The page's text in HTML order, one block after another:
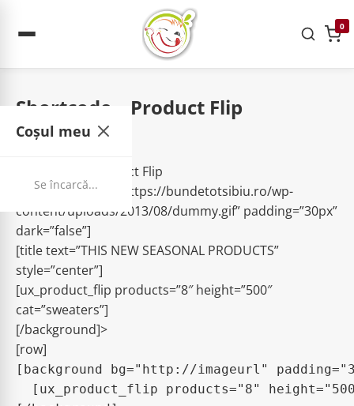
0
Coșul meu
Se încarcă...
Shortcode – Product Flip
Acasa
Shortcode – Product Flip
[background bg=”https://bundetotsibiu.ro/wp-
content/uploads/2013/08/dummy.gif” padding=”30px”
dark=”false”]
[title text=”THIS NEW SEASONAL PRODUCTS”
style=”center”]
[ux_product_flip products=”8″ height=”500″
cat=”sweaters”]
[/background]>
[row]
[background bg="http://imageurl"
[ux_product_flip products="8"